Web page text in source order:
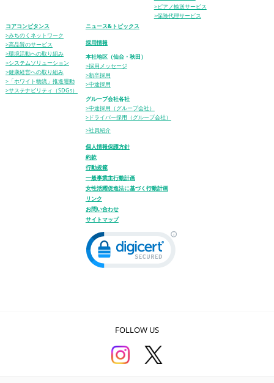
>ピアノ輸送サービス
>保険代理サービス
コアコンピタンス
>みちのくネットワーク
>高品質のサービス
>環境活動への取り組み
>システムソリューション
>健康経営への取り組み
>「ホワイト物流」推進運動
>サステナビリティ（SDGs）
ニュース&トピックス
採用情報
本社地区（仙台・秋田）
>採用メッセージ
>新卒採用
>中途採用
グループ会社各社
>中途採用（グループ会社）
>ドライバー採用（グループ会社）
>社員紹介
個人情報保護方針
約款
行動規範
一般事業主行動計画
女性活躍促進法に基づく行動計画
リンク
お問い合わせ
サイトマップ
FOLLOW US